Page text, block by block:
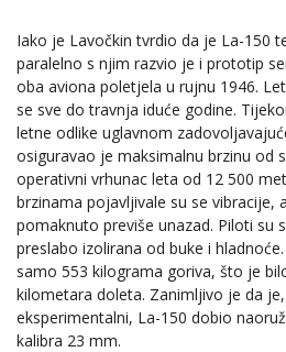
Iako je Lavočkin tvrdio da je La-150
paralelno s njim razvio je i prototip
oba aviona poletjela u rujnu 1946.
se sve do travnja iduće godine.
letne odlike uglavnom
osiguravao je maksimalnu brzinu od
operativni vrhunac leta od 12 500
brzinama pojavljivale su se vibracije,
pomaknuto previše unazad. Piloti su
preslabo izolirana od buke i
samo 553 kilograma goriva, što je
kilometara doleta. Zanimljivo je da
eksperimentalni, La-150 dobio
kalibra 23 mm.